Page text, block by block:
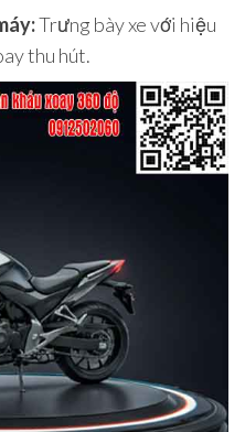
Trưng bày xe với hiệu
thu hút.